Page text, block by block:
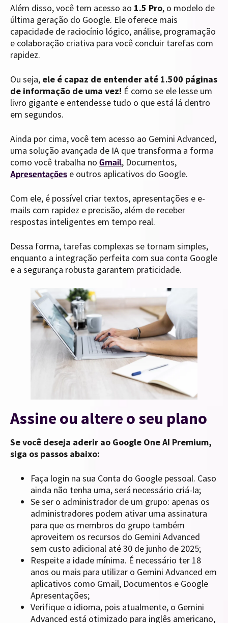
Além disso, você tem acesso ao 1.5 Pro, o modelo de
última geração do Google. Ele oferece mais
capacidade de raciocínio lógico, análise, programação
e colaboração criativa para você concluir tarefas com
rapidez.
Ou seja, ele é capaz de entender até 1.500 páginas
de informação de uma vez! É como se ele lesse um
livro gigante e entendesse tudo o que está lá dentro
em segundos.
Ainda por cima, você tem acesso ao Gemini Advanced,
uma solução avançada de IA que transforma a forma
como você trabalha no Gmail, Documentos,
Apresentações e outros aplicativos do Google.
Com ele, é possível criar textos, apresentações e e-
mails com rapidez e precisão, além de receber
respostas inteligentes em tempo real.
Dessa forma, tarefas complexas se tornam simples,
enquanto a integração perfeita com sua conta Google
e a segurança robusta garantem praticidade.
Assine ou altere o seu plano
Se você deseja aderir ao Google One AI Premium,
siga os passos abaixo:
Faça login na sua Conta do Google pessoal. Caso
ainda não tenha uma, será necessário criá-la;
Se ser o administrador de um grupo: apenas os
administradores podem ativar uma assinatura
para que os membros do grupo também
aproveitem os recursos do Gemini Advanced
sem custo adicional até 30 de junho de 2025;
Respeite a idade mínima. É necessário ter 18
anos ou mais para utilizar o Gemini Advanced em
aplicativos como Gmail, Documentos e Google
Apresentações;
Verifique o idioma, pois atualmente, o Gemini
Advanced está otimizado para inglês americano,